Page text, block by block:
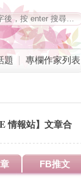
題 專欄作家列表
情報站】文章合
FB推文